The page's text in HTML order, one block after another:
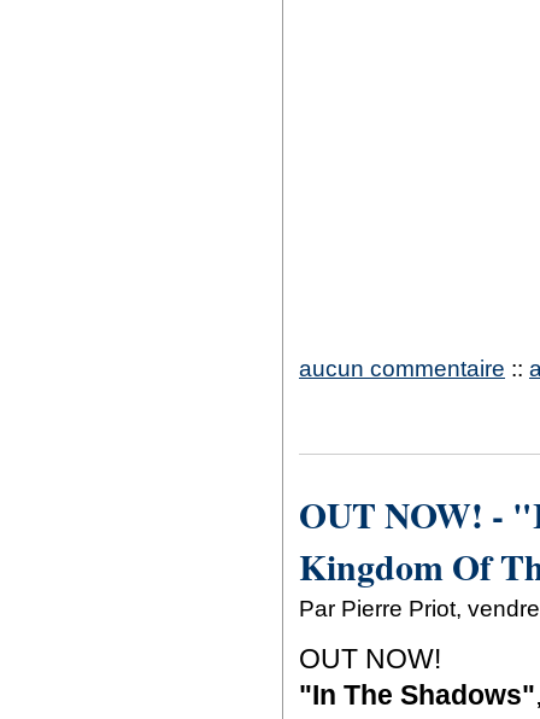
aucun commentaire ::
OUT NOW! -
Kingdom Of
Par Pierre Priot,
OUT NOW!
"In The Shadows"